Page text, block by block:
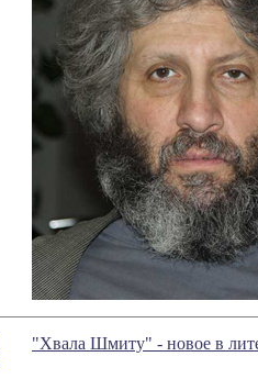
"Хвала Шмиту" - новое в